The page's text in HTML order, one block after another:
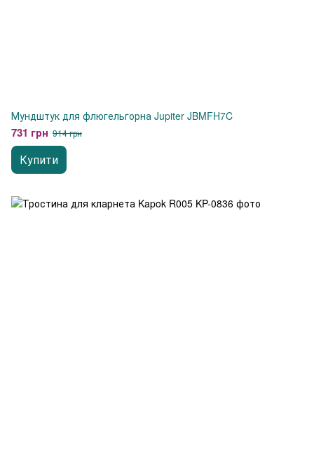
Мундштук для флюгельгорна Jupiter JBMFH7C
731 грн 914 грн
Купити